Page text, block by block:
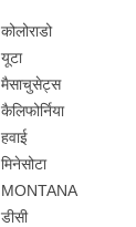
कोलोराडो
यूटा
मैसाचुसेट्स
कैलिफोर्निया
हवाई
मिनेसोटा
MONTANA
डीसी